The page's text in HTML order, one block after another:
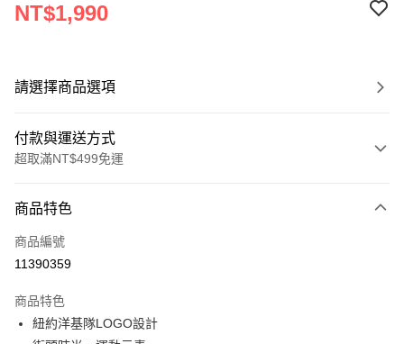
NT$1,990
請選擇商品選項
付款與運送方式
超取滿NT$499免運
信用卡一次付款
超商取貨付款
Apple Pay
商品特色
商品編號
11390359
商品特色
紐約洋基隊LOGO設計